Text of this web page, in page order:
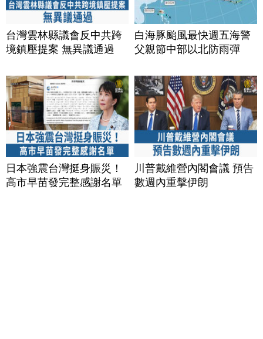
台灣雲林縣議會反中共跨
境鎮壓提案 無異議通過
白海豚颱風最快週五海警
父親節中部以北防雨彈
日本強震台灣挺身賑災！
高市早苗發完整感謝名單
川普戴維營內閣會議 預告
數週內重擊伊朗